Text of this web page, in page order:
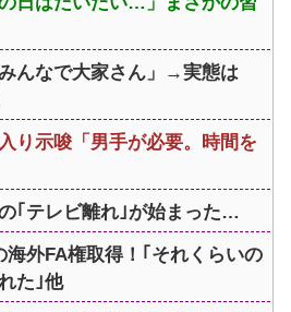
んなで大家さん」→実態は
り示唆「男手が必要。時間を
｢テレビ離れ｣が始まった…
海外FA権取得！｢それくらいの
た｣他